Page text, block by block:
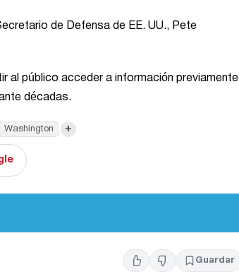
de Defensa de EE. UU., Pete
al público acceder a información previamente
décadas.
Washington +
Guardar